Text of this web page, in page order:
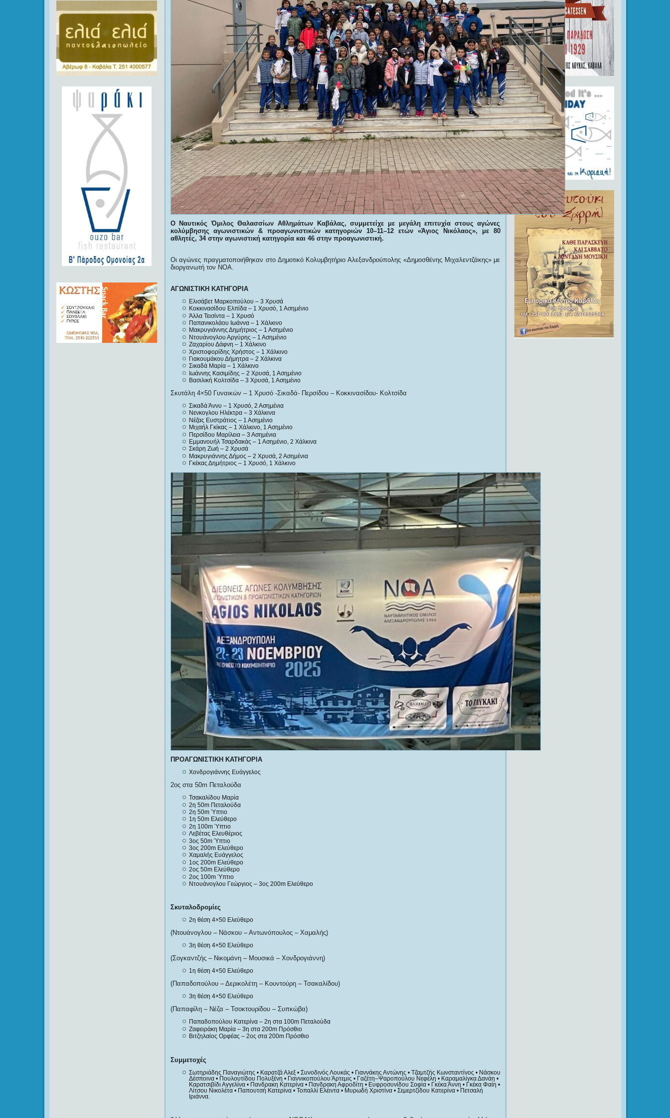
Ο Ναυτικός Όμιλος Θαλασσίων Αθλημάτων Καβάλας, συμμετείχε με μεγάλη επιτυχία στους αγώνες
κολύμβησης αγωνιστικών & προαγωνιστικών κατηγοριών 10–11–12 ετών «Άγιος Νικόλαος», με 80
αθλητές, 34 στην αγωνιστική κατηγορία και 46 στην προαγωνιστική.
Οι αγώνες πραγματοποιήθηκαν στο Δημοτικό Κολυμβητήριο Αλεξανδρούπολης «Δημοσθένης Μιχαλεντζάκης» με
διοργανωτή τον ΝΟΑ.
ΑΓΩΝΙΣΤΙΚΗ ΚΑΤΗΓΟΡΙΑ
Ελισάβετ Μαρκοπούλου – 3 Χρυσά
Κοκκινασίδου Ελπίδα – 1 Χρυσό, 1 Ασημένιο
Άλλα Τεισίντα – 1 Χρυσό
Παπανικολάου Ιωάννα – 1 Χάλκινο
Μακρυγιάννης Δημήτριος – 1 Ασημένιο
Ντουάνογλου Αργύρης – 1 Ασημένιο
Ζαχαρίου Δάφνη – 1 Χάλκινο
Χριστοφορίδης Χρήστος – 1 Χάλκινο
Γιακουμάκου Δήμητρα – 2 Χάλκινα
Σικαδά Μαρία – 1 Χάλκινο
Ιωάννης Κασιμίδης – 2 Χρυσά, 1 Ασημένιο
Βασιλική Κολτσίδα – 3 Χρυσά, 1 Ασημένιο
Σκυτάλη 4×50 Γυναικών – 1 Χρυσό -Σικαδά- Περσίδου – Κοκκινασίδου- Κολτσίδα
Σικαδά Άννυ – 1 Χρυσό, 2 Ασημένια
Νενκογλου Ηλέκτρα – 3 Χάλκινα
Νέζας Ευστράτιος – 1 Ασημένιο
Μιχαήλ Γκίκας – 1 Χάλκινο, 1 Ασημένιο
Περσίδου Μαρίλεια – 3 Ασημένια
Εμμανουήλ Τσαρδακάς – 1 Ασημένιο, 2 Χάλκινα
Σκάρη Ζωή – 2 Χρυσά
Μακρυγιάννης Δήμος – 2 Χρυσά, 2 Ασημένια
Γκέκας Δημήτριος – 1 Χρυσό, 1 Χάλκινο
ΠΡΟΑΓΩΝΙΣΤΙΚΗ ΚΑΤΗΓΟΡΙΑ
Χονδρογιάννης Ευάγγελος
2ος στα 50m Πεταλούδα
Τσακαλίδου Μαρία
2η 50m Πεταλούδα
2η 50m Ύπτιο
1η 50m Ελεύθερο
2η 100m Ύπτιο
Λεβέτας Ελευθέριος
3ος 50m Ύπτιο
3ος 200m Ελεύθερο
Χαμαλής Ευάγγελος
1ος 200m Ελεύθερο
2ος 50m Ελεύθερο
2ος 100m Ύπτιο
Ντουάνογλου Γεώργιος – 3ος 200m Ελεύθερο
Σκυταλοδρομίες
2η θέση 4×50 Ελεύθερο
(Ντουάνογλου – Νάσκου – Αντωνόπουλος – Χαμαλής)
3η θέση 4×50 Ελεύθερο
(Σογκαντζής – Νικομάνη – Μουσικά – Χονδρογιάννη)
1η θέση 4×50 Ελεύθερο
(Παπαδοπούλου – Δερικολέτη – Κουντούρη – Τσακαλίδου)
3η θέση 4×50 Ελεύθερο
(Παπαφίλη – Νέζα – Τσοκτουρίδου – Συπκώβα)
Παπαδοπούλου Κατερίνα – 2η στα 100m Πεταλούδα
Ζαφειράκη Μαρία – 3η στα 200m Πρόσθιο
Βιτζηλαίος Ορφέας – 2ος στα 200m Πρόσθιο
Συμμετοχές
Σωτηριάδης Παναγιώτης • Καρατζά Αλεξ • Συνοδινός Λουκάς • Γιαννάκης Αντώνης • Τζαμτζής Κωνσταντίνος • Νάσκου
Δέσποινα • Πουλουτίδου Πολυξένη • Γιαννικοπούλου Άρτεμις • Γαζέτη–Ψαροπούλου Νεφέλη • Καραμαλίγκα Δανάη •
Καρατσιβίδι Αγγελίνα • Πανδρακη Κατερίνα • Πανδρακη Αφροδίτη • Ευφροσυνίδου Σοφία • Γκέκα Άννη • Γκέκα Φαίη •
Λίτσου Νικολέτα • Παπουτσή Κατερίνα • Τοπαλλί Ελέιντα • Μυρωδή Χριστίνα • Σεμερτζίδου Κατερίνα • Πετσαλή
Ιριάννα.